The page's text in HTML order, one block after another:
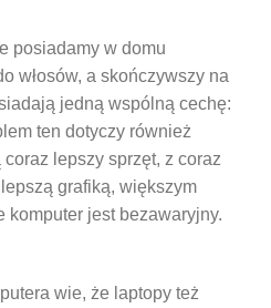
posiadamy w domu
włosów, a skończywszy na
jedną wspólną cechę:
ten dotyczy również
lepszy sprzęt, z coraz
grafiką, większym
komputer jest bezawaryjny.
wie, że laptopy też